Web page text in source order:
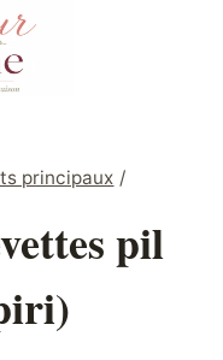
principaux /
pil